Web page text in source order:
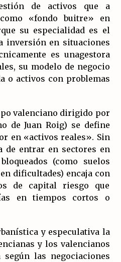
de activos que a
«fondo buitre» en
su especialidad es el
inversión en situaciones
es unagestora
su modelo de negocio
o activos con problemas
valenciano dirigido por
de Juan Roig) se define
en «activos reales». Sin
de entrar en sectores en
(como suelos
dificultades) encaja con
de capital riesgo que
en tiempos cortos o
y especulativa la
y los valencianos
las negociaciones